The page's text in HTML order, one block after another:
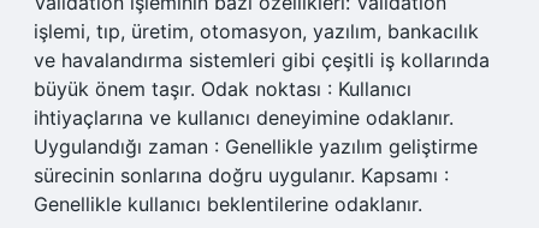
işlemi, tıp, üretim, otomasyon, yazılım, bankacılık
ve havalandırma sistemleri gibi çeşitli iş kollarında
büyük önem taşır. Odak noktası : Kullanıcı
ihtiyaçlarına ve kullanıcı deneyimine odaklanır.
Uygulandığı zaman : Genellikle yazılım geliştirme
sürecinin sonlarına doğru uygulanır. Kapsamı :
Genellikle kullanıcı beklentilerine odaklanır.